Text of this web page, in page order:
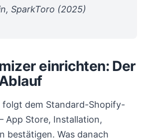
SparkToro (2025)
einrichten: Der
folgt dem Standard-Shopify-
App Store, Installation,
bestätigen. Was danach